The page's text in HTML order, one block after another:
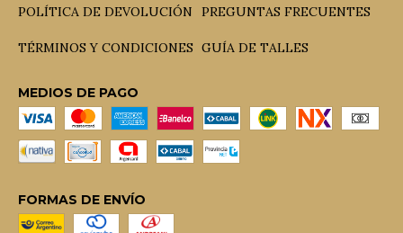
POLÍTICA DE DEVOLUCIÓN PREGUNTAS FRECUENTES
TÉRMINOS Y CONDICIONES GUÍA DE TALLES
MEDIOS DE PAGO
FORMAS DE ENVÍO